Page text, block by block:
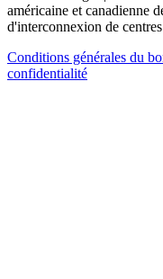
américaine et canadienne
d'interconnexion de
Conditions générales du
confidentialité